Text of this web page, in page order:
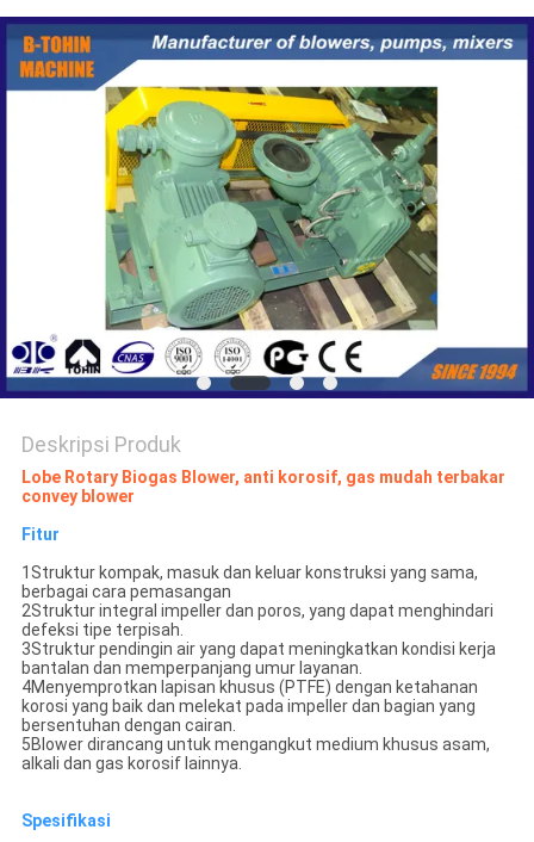
COMPANY
NEWS
SITEMAP
PRIVACY
POLICY
Deskripsi Produk
Lobe Rotary Biogas Blower, anti korosif, gas mudah terbakar
convey blower
Fitur
1Struktur kompak, masuk dan keluar konstruksi yang sama,
berbagai cara pemasangan
2Struktur integral impeller dan poros, yang dapat menghindari
defeksi tipe terpisah.
3Struktur pendingin air yang dapat meningkatkan kondisi kerja
bantalan dan memperpanjang umur layanan.
4Menyemprotkan lapisan khusus (PTFE) dengan ketahanan
korosi yang baik dan melekat pada impeller dan bagian yang
bersentuhan dengan cairan.
5Blower dirancang untuk mengangkut medium khusus asam,
alkali dan gas korosif lainnya.
Spesifikasi